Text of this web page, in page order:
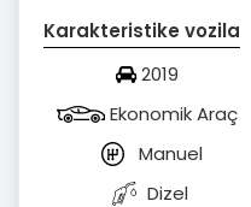
Karakteristike vozila
2019
Ekonomik Araç
Manuel
Dizel